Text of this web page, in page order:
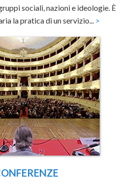
sociali, nazioni e ideologie. È
la pratica di un servizio...
>